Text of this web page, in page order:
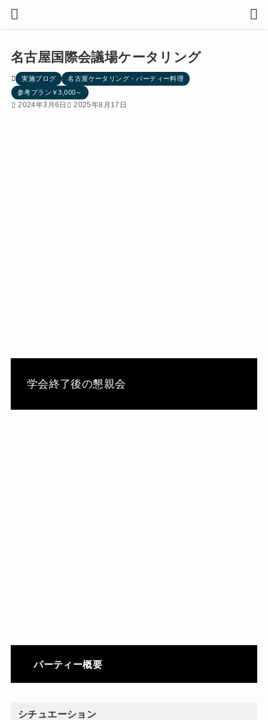
名古屋国際会議場ケータリング
実施ブログ
名古屋ケータリング・パーティー料理
参考プラン￥3,000～
2024年3月6日 2025年8月17日
学会終了後の懇親会
パーティー概要
シチュエーション